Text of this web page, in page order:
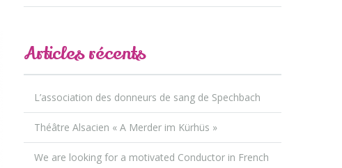
Articles récents
L’association des donneurs de sang de Spechbach
Théâtre Alsacien « A Merder im Kürhüs »
We are looking for a motivated Conductor in French